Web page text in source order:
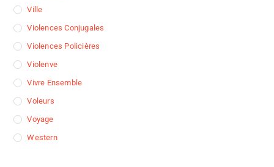
Ville
Violences Conjugales
Violences Policières
Violenve
Vivre Ensemble
Voleurs
Voyage
Western